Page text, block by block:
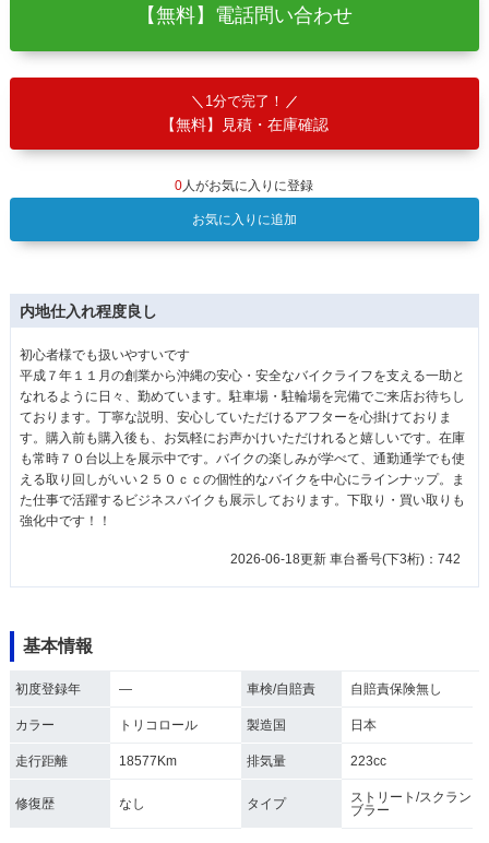
【無料】電話問い合わせ
1分で完了！
【無料】見積・在庫確認
0人がお気に入りに登録
お気に入りに追加
内地仕入れ程度良し
初心者様でも扱いやすいです
平成７年１１月の創業から沖縄の安心・安全なバイクライフを支える一助と
なれるように日々、勤めています。駐車場・駐輪場を完備でご来店お待ちし
ております。丁寧な説明、安心していただけるアフターを心掛けておりま
す。購入前も購入後も、お気軽にお声かけいただけれると嬉しいです。在庫
も常時７０台以上を展示中です。バイクの楽しみが学べて、通勤通学でも使
える取り回しがいい２５０ｃｃの個性的なバイクを中心にラインナップ。ま
た仕事で活躍するビジネスバイクも展示しております。下取り・買い取りも
強化中です！！
2026-06-18更新 車台番号(下3桁)：742
基本情報
初度登録年 ― 車検/自賠責 自賠責保険無し
カラー トリコロール 製造国 日本
走行距離 18577Km 排気量 223cc
修復歴 なし タイプ
ストリート/スクラン
ブラー